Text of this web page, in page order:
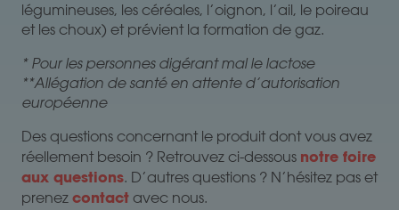
légumineuses, les céréales, l’oignon, l’ail, le poireau
et les choux) et prévient la formation de gaz.
* Pour les personnes digérant mal le lactose
**Allégation de santé en attente d’autorisation
européenne
Des questions concernant le produit dont vous avez
réellement besoin ? Retrouvez ci-dessous notre foire
aux questions. D’autres questions ? N’hésitez pas et
prenez contact avec nous.